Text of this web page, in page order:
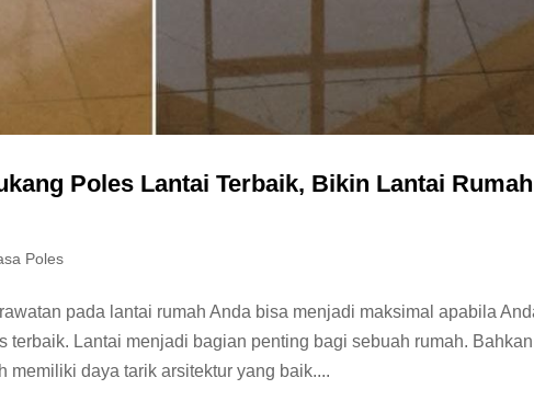
Poles Lantai Terbaik, Bikin Lantai Rumah
Poles
pada lantai rumah Anda bisa menjadi maksimal apabila
terbaik. Lantai menjadi bagian penting bagi sebuah rumah. Bahkan
memiliki daya tarik arsitektur yang baik....